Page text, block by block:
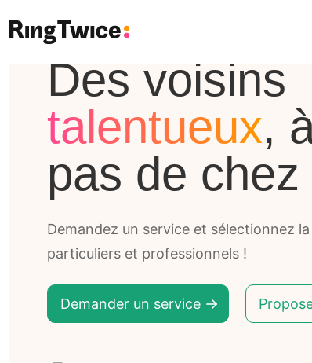
Ring Twice
Des voisins
talentueux,
pas de chez
Demandez un service et sélectionnez
particuliers et professionnels !
Demander un service